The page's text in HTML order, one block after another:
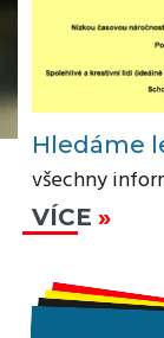
Hledáme
všechny
VÍCE